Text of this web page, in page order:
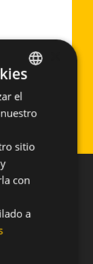
SPANISH
ENGLISH
el
sitio
con
a